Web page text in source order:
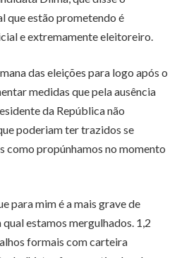
que estão prometendo é
e extremamente eleitoreiro.
das eleições para logo após o
medidas que pela ausência
da República não
poderiam ter trazidos se
como propúnhamos no momento
para mim é a mais grave de
estamos mergulhados. 1,2
formais com carteira